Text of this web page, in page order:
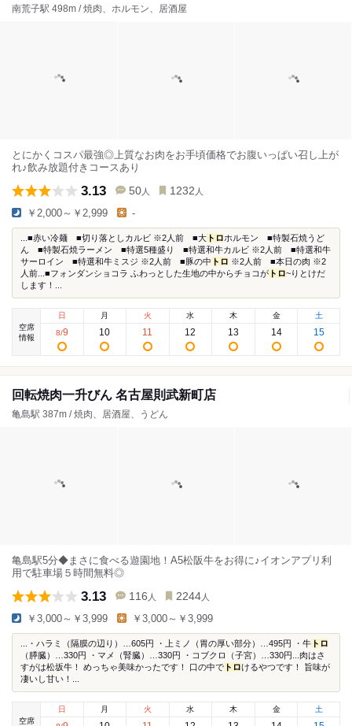
南荒子駅 498m / 焼肉、ホルモン、居酒屋
とにかくコスパ最強◎上質なお肉をお手頃価格でお腹いっぱい召し上が
れ♪飲み放題付きコースあり
3.13 50 人 1232 人
￥2,000～￥2,999 -
...■赤い冷麺 ■切り落としカルビ ※2人前 ■大 トロホルモン ■特製石焼うど
ん ■特製石焼ラーメン ■特選5種盛り ■特選和牛カルビ ※2人前 ■特選和牛
サーロイン ■特選和牛ミスジ ※2人前 ■豚の中 トロ ※2人前 ■本日の肉 ※2
人前...■フォンダンショコラ ふわっとした生地の中からチョコが トロ~りとけだ
します！...
空席
情報
日
8/9
月
10
火
11
水
12
木
13
金
14
土
15
回転焼肉一升びん 名古屋則武新町店
亀島駅 387m / 焼肉、居酒屋、うどん
亀島駅5分◆まさに食べる遊園地！A5松阪牛をお得に♪イオンアプリ利
用で駐車場５時間無料◎
3.13 116 人 2244 人
￥3,000～￥3,999 ￥3,000～￥3,999
...・ハラミ（隔膜の辺り）…605円 ・上ミノ（胃の厚い部分）…495円 ・牛 トロ
（膵臓）…330円 ・マメ（腎臓）…330円 ・コブクロ（子宮）…330円...肉はさ
すがは松坂牛！ めっちゃ美味かったです！ 口の中で トロけるやつです！ 旨味が
凄いし甘い！...
空席
日
月 火 水 木 金 土